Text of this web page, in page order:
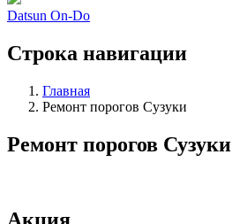
Datsun On-Do
Строка навигации
Главная
Ремонт порогов Сузуки
Ремонт порогов Сузуки
Акция